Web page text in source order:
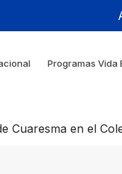
Programas Vida
Cuaresma en el